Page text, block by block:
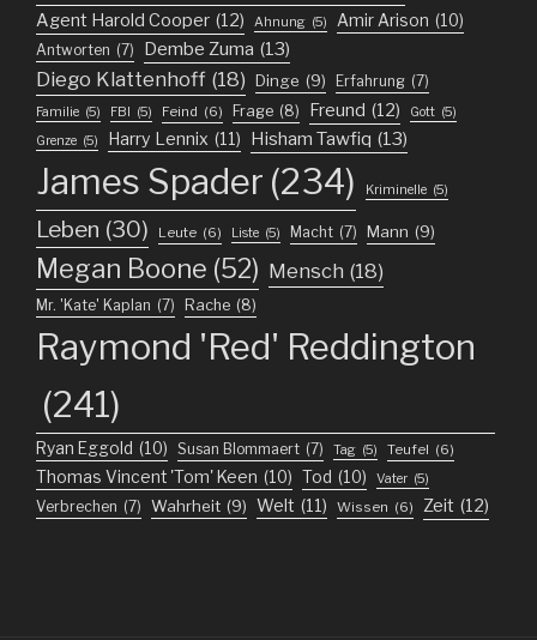
Agent Harold Cooper (12) Ahnung (5) Amir Arison (10)
Antworten (7) Dembe Zuma (13)
Diego Klattenhoff (18) Dinge (9) Erfahrung (7)
Familie (5) FBI (5) Feind (6) Frage (8) Freund (12) Gott (5)
Grenze (5) Harry Lennix (11) Hisham Tawfiq (13)
James Spader (234) Kriminelle (5)
Leben (30) Leute (6) Liste (5) Macht (7) Mann (9)
Megan Boone (52) Mensch (18)
Mr. 'Kate' Kaplan (7) Rache (8)
Raymond 'Red' Reddington
(241)
Ryan Eggold (10) Susan Blommaert (7) Tag (5) Teufel (6)
Thomas Vincent 'Tom' Keen (10) Tod (10) Vater (5)
Verbrechen (7) Wahrheit (9) Welt (11) Wissen (6) Zeit (12)